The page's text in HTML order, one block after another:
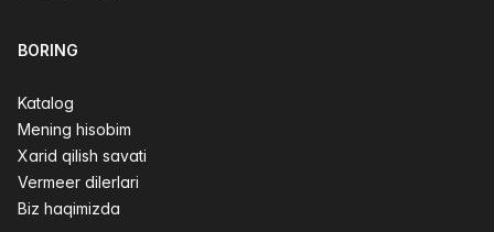
BORING
Katalog
Mening hisobim
Xarid qilish savati
Vermeer dilerlari
Biz haqimizda